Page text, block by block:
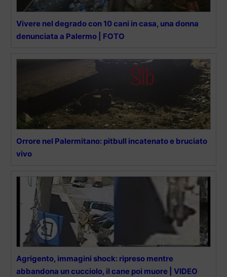
Vivere nel degrado con 10 cani in casa, una donna
denunciata a Palermo | FOTO
Orrore nel Palermitano: pitbull incatenato e bruciato
vivo
Agrigento, immagini shock: ripreso mentre
abbandona un cucciolo, il cane poi muore | VIDEO